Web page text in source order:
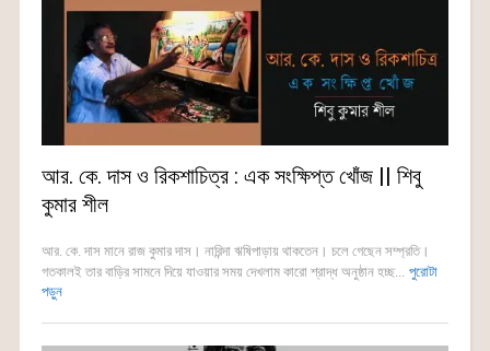
আর. কে. দাস ও রিকশাচিত্র : এক সংক্ষিপ্ত খোঁজ || শিবু
কুমার শীল
আর. কে. দাস মানে রাজ কুমার দাস। নারিন্দা ঋষিপাড়ায় থাকতেন। চলে গেছেন সম্প্রতি।
গতকালই তার বাড়ির সামনে দিয়ে যাওয়ার সময় দেখলাম কারো শ্রাদ্ধ অনুষ্ঠান হচ্ছ... পুরোটা
পড়ুন